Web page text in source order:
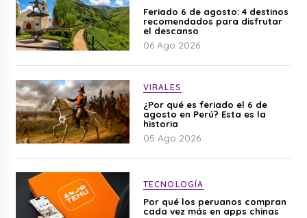
Feriado 6 de agosto: 4 destinos
recomendados para disfrutar
el descanso
06 Ago 2026
VIRALES
¿Por qué es feriado el 6 de
agosto en Perú? Esta es la
historia
05 Ago 2026
TECNOLOGÍA
Por qué los peruanos compran
cada vez más en apps chinas